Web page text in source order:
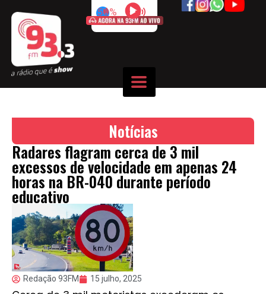
50%
Notícias
Radares flagram cerca de 3 mil
excessos de velocidade em apenas 24
horas na BR-040 durante período
educativo
Redação 93FM 15 julho, 2025